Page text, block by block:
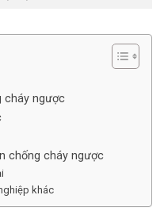
cháy ngược
chống cháy ngược
khác